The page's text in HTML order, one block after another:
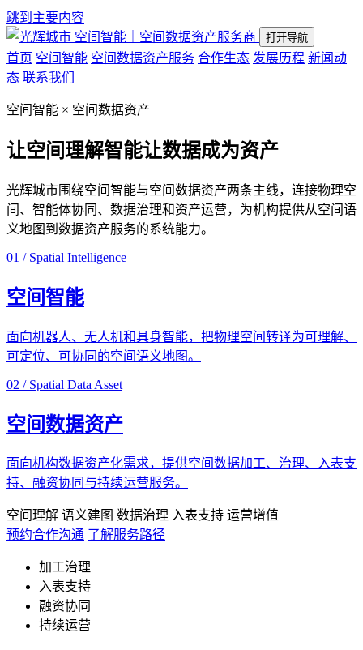
跳到主要内容
空间智能｜空间数据资产服务商
打开导航
首页 空间智能 空间数据资产服务 合作生态 发展历程 新闻动
态 联系我们
空间智能 × 空间数据资产
让空间理解智能让数据成为资产
光辉城市围绕空间智能与空间数据资产两条主线，连接物理空
间、智能体协同、数据治理和资产运营，为机构提供从空间语
义地图到数据资产服务的系统能力。
01 / Spatial Intelligence
空间智能
面向机器人、无人机和具身智能，把物理空间转译为可理解、
可定位、可协同的空间语义地图。
02 / Spatial Data Asset
空间数据资产
面向机构数据资产化需求，提供空间数据加工、治理、入表支
持、融资协同与持续运营服务。
空间理解 语义建图 数据治理 入表支持 运营增值
预约合作沟通 了解服务路径
加工治理
入表支持
融资协同
持续运营